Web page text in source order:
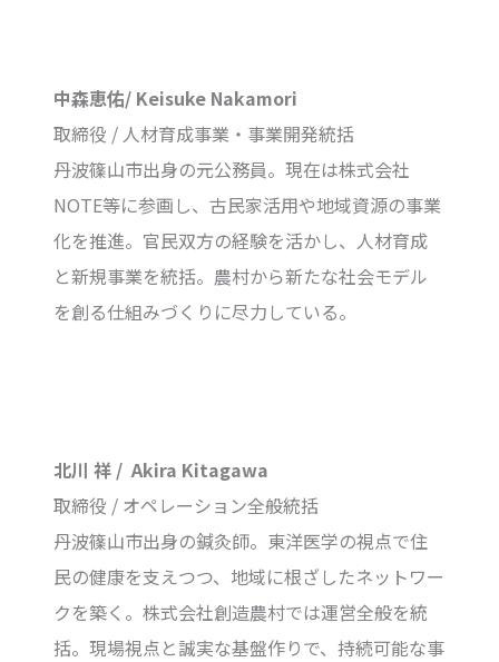
中森恵佑/ Keisuke Nakamori
取締役 / 人材育成事業・事業開発統括
丹波篠山市出身の元公務員。現在は株式会社
NOTE等に参画し、古民家活用や地域資源の事業
化を推進。官民双方の経験を活かし、人材育成
と新規事業を統括。農村から新たな社会モデル
を創る仕組みづくりに尽力している。
北川 祥 / Akira Kitagawa
取締役 / オペレーション全般統括
丹波篠山市出身の鍼灸師。東洋医学の視点で住
民の健康を支えつつ、地域に根ざしたネットワー
クを築く。株式会社創造農村では運営全般を統
括。現場視点と誠実な基盤作りで、持続可能な事